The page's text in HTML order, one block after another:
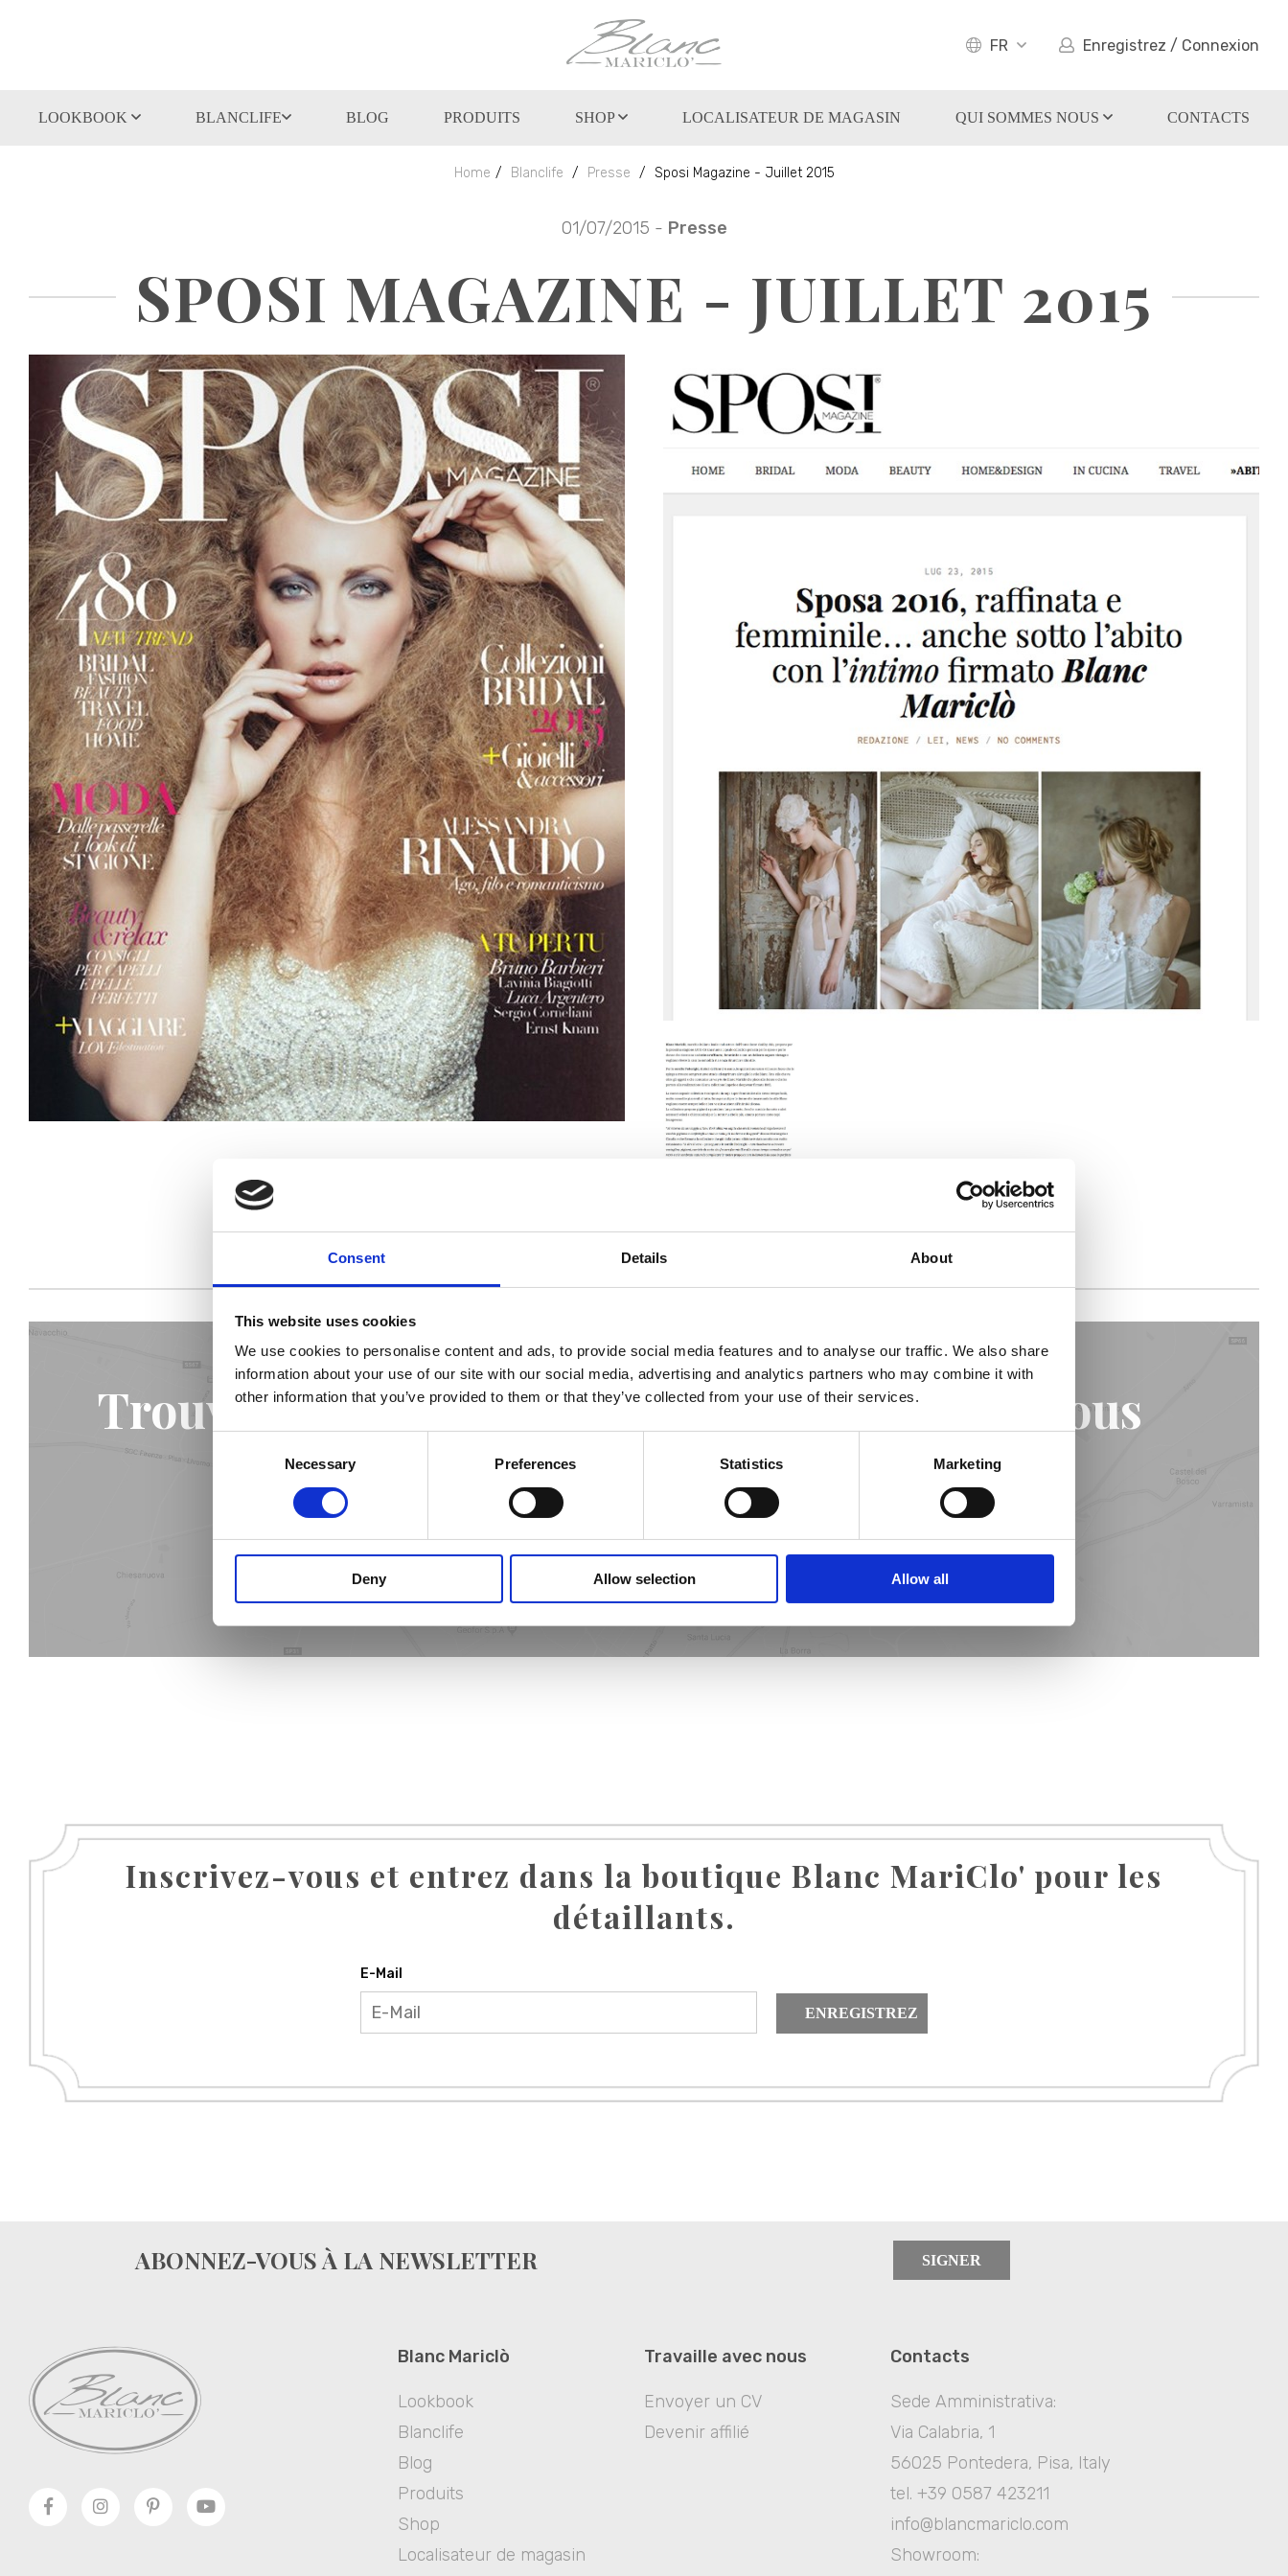
Consent Details About
This website uses cookies
We use cookies to personalise content and ads, to provide social media features and to analyse our traffic. We also share
information about your use of our site with our social media, advertising and analytics partners who may combine it with
other information that you’ve provided to them or that they’ve collected from your use of their services.
Necessary Preferences Statistics Marketing
Deny Allow selection Allow all
FR Enregistrez / Connexion
LOOKBOOK BLANCLIFE BLOG PRODUITS SHOP LOCALISATEUR DE MAGASIN QUI SOMMES NOUS CONTACTS
Home Blanclife Presse Sposi Magazine - Juillet 2015
01/07/2015 - Presse
SPOSI MAGAZINE - JUILLET 2015
Trouvez le magasin le plus proche de chez vous
STORE LOCATOR
Inscrivez-vous et entrez dans la boutique Blanc MariClo' pour les
détaillants.
E-Mail
ENREGISTREZ
ABONNEZ-VOUS À LA NEWSLETTER SIGNER
Blanc Mariclò
Lookbook
Blanclife
Blog
Produits
Shop
Localisateur de magasin
Travaille avec nous
Envoyer un CV
Devenir affilié
Contacts
Sede Amministrativa:
Via Calabria, 1
56025 Pontedera, Pisa, Italy
tel. +39 0587 423211
info@blancmariclo.com
Showroom: